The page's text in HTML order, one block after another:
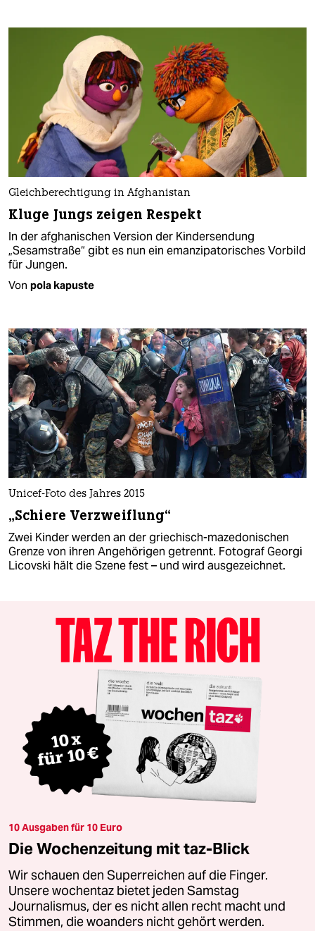
Gleichberechtigung in Afghanistan
Kluge Jungs zeigen Respekt
In der afghanischen Version der Kindersendung
„Sesamstraße“ gibt es nun ein emanzipatorisches Vorbild
für Jungen.
Von pola kapuste
Unicef-Foto des Jahres 2015
„Schiere Verzweiflung“
Zwei Kinder werden an der griechisch-mazedonischen
Grenze von ihren Angehörigen getrennt. Fotograf Georgi
Licovski hält die Szene fest – und wird ausgezeichnet.
10 Ausgaben für 10 Euro
Die Wochenzeitung mit taz-Blick
Wir schauen den Superreichen auf die Finger.
Unsere wochentaz bietet jeden Samstag
Journalismus, der es nicht allen recht macht und
Stimmen, die woanders nicht gehört werden.